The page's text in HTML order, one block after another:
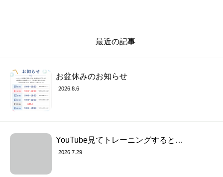
最近の記事
お盆休みのお知らせ
2026.8.6
YouTube見てトレーニングすると…
2026.7.29